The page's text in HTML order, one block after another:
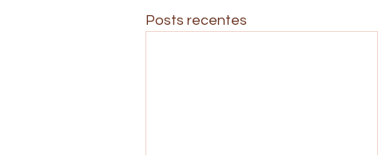
Posts recentes